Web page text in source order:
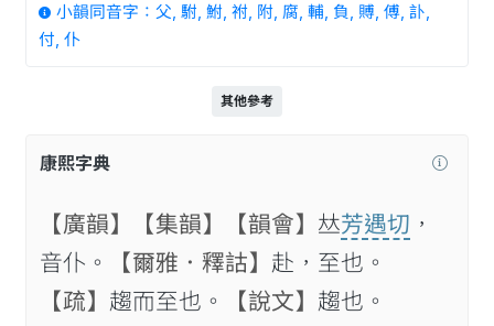
小韻同音字：父, 駙, 鮒, 祔, 附, 腐, 輔, 負, 賻, 傅, 訃,
付, 仆
其他參考
康熙字典
【廣韻】 【集韻】 【韻會】 𠀤芳遇切 ，
音仆。
【爾雅．釋詁】 赴，至也。
【疏】 趨而至也。 【說文】 趨也。